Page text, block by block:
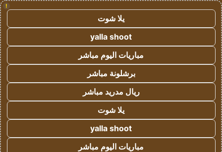
!
يلا شوت
yalla shoot
مباريات اليوم مباشر
برشلونة مباشر
ريال مدريد مباشر
يلا شوت
yalla shoot
مباريات اليوم مباشر